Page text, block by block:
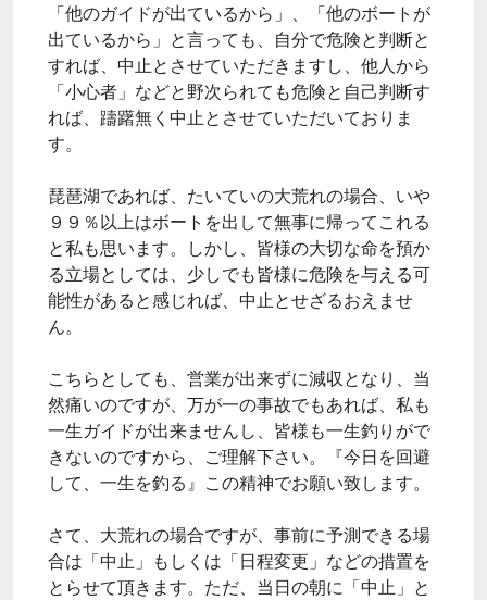
「他のガイドが出ているから」、「他のボートが
出ているから」と言っても、自分で危険と判断と
すれば、中止とさせていただきますし、他人から
「小心者」などと野次られても危険と自己判断す
れば、躊躇無く中止とさせていただいておりま
す。
琵琶湖であれば、たいていの大荒れの場合、いや
９９％以上はボートを出して無事に帰ってこれる
と私も思います。しかし、皆様の大切な命を預か
る立場としては、少しでも皆様に危険を与える可
能性があると感じれば、中止とせざるおえませ
ん。
こちらとしても、営業が出来ずに減収となり、当
然痛いのですが、万が一の事故でもあれば、私も
一生ガイドが出来ませんし、皆様も一生釣りがで
きないのですから、ご理解下さい。『今日を回避
して、一生を釣る』この精神でお願い致します。
さて、大荒れの場合ですが、事前に予測できる場
合は「中止」もしくは「日程変更」などの措置を
とらせて頂きます。ただ、当日の朝に「中止」と